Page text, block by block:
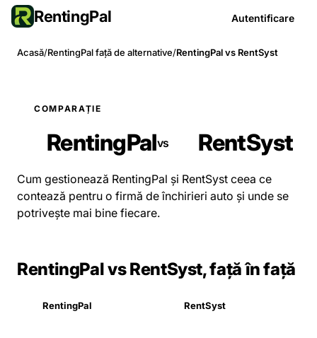
RentingPal Autentificare
Acasă/RentingPal față de alternative/RentingPal vs RentSyst
COMPARAȚIE
RentingPalvs RentSyst
Cum gestionează RentingPal și RentSyst ceea ce
contează pentru o firmă de închirieri auto și unde se
potrivește mai bine fiecare.
RentingPal vs RentSyst, față în față
RentingPal RentSyst